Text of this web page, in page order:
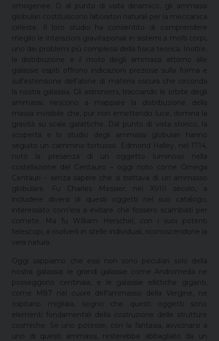
omogenee. D al punto di vista dinamico, gli ammassi
globulari costituiscono laboratori naturali per la meccanica
celeste. Il loro studio ha consentito di comprendere
meglio le interazioni gravitazionali in sistemi a molti corpi,
uno dei problemi più complessi della fisica teorica. Inoltre,
la distribuzione e il moto degli ammassi attorno alle
galassie ospiti offrono indicazioni preziose sulla forma e
sull’estensione dell’alone di materia oscura che circonda
la nostra galassia. Gli astronomi, tracciando le orbite degli
ammassi, riescono a mappare la distribuzione della
massa invisibile che, pur non emettendo luce, domina la
gravità su scale galattiche. Dal punto di vista storico, la
scoperta e lo studio degli ammassi globulari hanno
seguito un cammino tortuoso. Edmond Halley, nel 1714,
notò la presenza di un oggetto luminoso nella
costellazione del Centauro – oggi noto come Omega
Centauri – senza sapere che si trattava di un ammasso
globulare. Fu Charles Messier, nel XVIII secolo, a
includere diversi di questi oggetti nel suo catalogo,
interessato com’era a evitare che fossero scambiati per
comete. Ma fu William Herschel, con i suoi potenti
telescopi, a risolverli in stelle individuali, riconoscendone la
vera natura.
Oggi sappiamo che essi non sono peculiari solo della
nostra galassia: le grandi galassie come Andromeda ne
posseggono centinaia, e le galassie ellittiche giganti,
come M87 nel cuore dell’ammasso della Vergine, ne
ospitano migliaia, segno che questi oggetti sono
elementi fondamentali della costruzione delle strutture
cosmiche. Se uno potesse, con la fantasia, avvicinarsi a
uno di questi ammassi, resterebbe abbagliato da un